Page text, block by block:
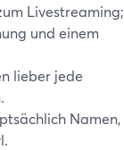
Livestreaming;
und einem
lieber jede
Namen,